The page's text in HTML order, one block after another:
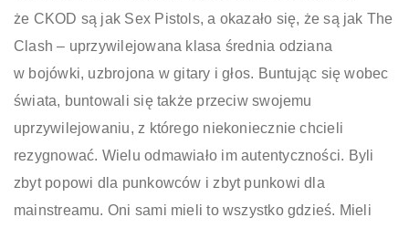
że CKOD są jak Sex Pistols, a okazało się, że są jak The
Clash – uprzywilejowana klasa średnia odziana
w bojówki, uzbrojona w gitary i głos. Buntując się wobec
świata, buntowali się także przeciw swojemu
uprzywilejowaniu, z którego niekoniecznie chcieli
rezygnować. Wielu odmawiało im autentyczności. Byli
zbyt popowi dla punkowców i zbyt punkowi dla
mainstreamu. Oni sami mieli to wszystko gdzieś. Mieli